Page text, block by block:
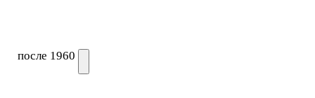
после 1960